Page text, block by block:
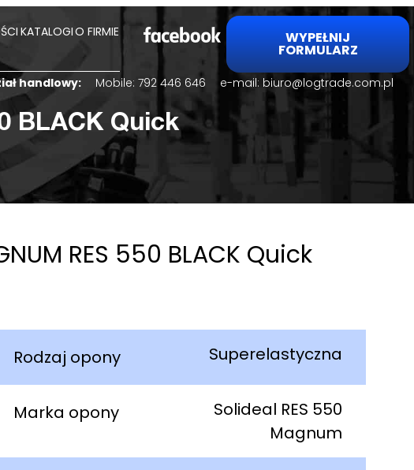
KATALOGIO FIRMIE
WYPEŁNIJ
FORMULARZ
handlowy: Mobile: 792 446 646 e-mail: biuro@logtrade.com.pl
BLACK Quick
RES 550 BLACK Quick
Rodzaj opony Superelastyczna
Marka opony
Solideal RES 550
Magnum